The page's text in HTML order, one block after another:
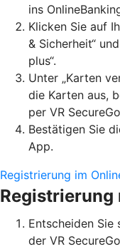
ins
Klicken Sie auf
& Sicherheit“
plus“.
Unter „Karten
die Karten aus,
per VR
Bestätigen Sie
App.
Registrierung im
Entscheiden Sie
der VR